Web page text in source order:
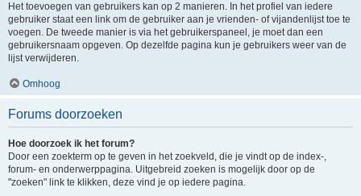
Het toevoegen van gebruikers kan op 2 manieren. In het profiel van iedere
gebruiker staat een link om de gebruiker aan je vrienden- of vijandenlijst toe te
voegen. De tweede manier is via het gebruikerspaneel, je moet dan een
gebruikersnaam opgeven. Op dezelfde pagina kun je gebruikers weer van de
lijst verwijderen.
Omhoog
Forums doorzoeken
Hoe doorzoek ik het forum?
Door een zoekterm op te geven in het zoekveld, die je vindt op de index-,
forum- en onderwerppagina. Uitgebreid zoeken is mogelijk door op de
"zoeken" link te klikken, deze vind je op iedere pagina.